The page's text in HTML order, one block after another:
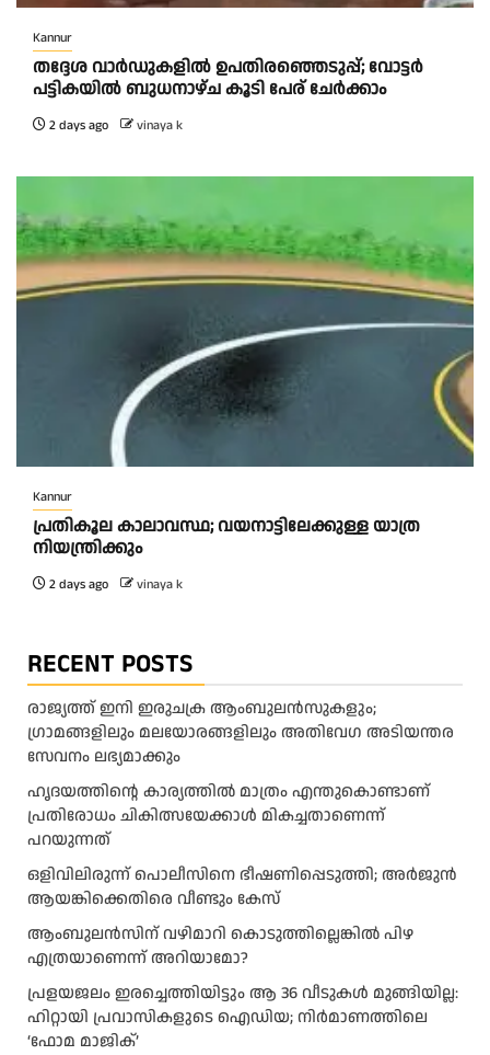
Kannur
തദ്ദേശ വാർഡുകളിൽ ഉപതിരഞ്ഞെടുപ്പ്; വോട്ടർ
പട്ടികയിൽ ബുധനാഴ്ച കൂടി പേര് ചേർക്കാം
2 days ago vinaya k
Kannur
പ്രതികൂല കാലാവസ്ഥ; വയനാട്ടിലേക്കുള്ള യാത്ര
നിയന്ത്രിക്കും
2 days ago vinaya k
RECENT POSTS
രാജ്യത്ത് ഇനി ഇരുചക്ര ആംബുലന്‍സുകളും;
ഗ്രാമങ്ങളിലും മലയോരങ്ങളിലും അതിവേഗ അടിയന്തര
സേവനം ലഭ്യമാക്കും
ഹൃദയത്തിന്റെ കാര്യത്തിൽ മാത്രം എന്തുകൊണ്ടാണ്
പ്രതിരോധം ചികിത്സയേക്കാൾ മികച്ചതാണെന്ന്
പറയുന്നത്
ഒളിവിലിരുന്ന് പൊലീസിനെ ഭീഷണിപ്പെടുത്തി; അർജുൻ
ആയങ്കിക്കെതിരെ വീണ്ടും കേസ്
ആംബുലന്‍സിന് വഴിമാറി കൊടുത്തില്ലെങ്കില്‍ പിഴ
എത്രയാണെന്ന് അറിയാമോ?
പ്രളയജലം ഇരച്ചെത്തിയിട്ടും ആ 36 വീടുകൾ മുങ്ങിയില്ല:
ഹിറ്റായി പ്രവാസികളുടെ ഐഡിയ; നിർമാണത്തിലെ
‘ഫോമ മാജിക്’